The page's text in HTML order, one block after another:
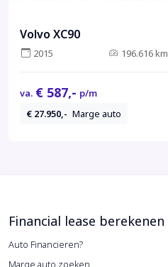
Volvo XC90
2015 196.616 km
va. € 587,- p/m
€ 27.950,- Marge auto
Financial lease berekenen
Auto Financieren?